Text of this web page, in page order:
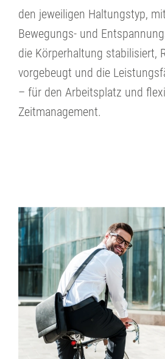
den jeweiligen Haltungstyp,
Bewegungs- und
die Körperhaltung stabilisiert,
vorgebeugt und die
– für den Arbeitsplatz und
Zeitmanagement.